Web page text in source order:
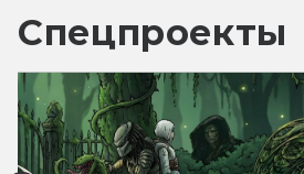
Спецпроекты